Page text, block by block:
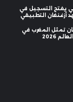
يفتح التسجيل في
أزغنغان التطبيقي
تمثل المغرب في
2026